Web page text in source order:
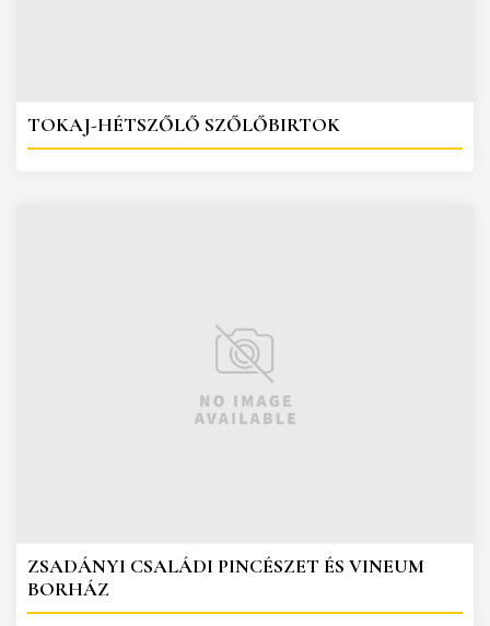
TOKAJ-HÉTSZŐLŐ SZŐLŐBIRTOK
ZSADÁNYI CSALÁDI PINCÉSZET ÉS VINEUM
BORHÁZ